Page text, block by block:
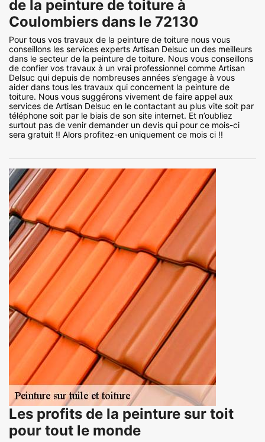
de la peinture de toiture à
Coulombiers dans le 72130
Pour tous vos travaux de la peinture de toiture nous vous
conseillons les services experts Artisan Delsuc un des meilleurs
dans le secteur de la peinture de toiture. Nous vous conseillons
de confier vos travaux à un vrai professionnel comme Artisan
Delsuc qui depuis de nombreuses années s’engage à vous
aider dans tous les travaux qui concernent la peinture de
toiture. Nous vous suggérons vivement de faire appel aux
services de Artisan Delsuc en le contactant au plus vite soit par
téléphone soit par le biais de son site internet. Et n’oubliez
surtout pas de venir demander un devis qui pour ce mois-ci
sera gratuit !! Alors profitez-en uniquement ce mois ci !!
Les profits de la peinture sur toit
pour tout le monde